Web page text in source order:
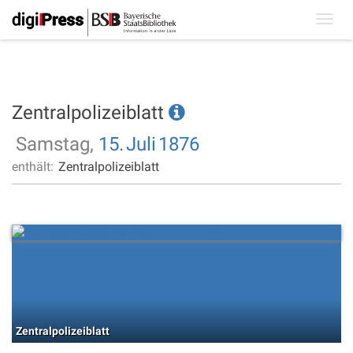
Zentralpolizeiblatt
Samstag, 15.Juli 1876
enthält: Zentralpolizeiblatt
Zentralpolizeiblatt